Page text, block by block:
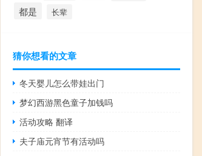
都是 长辈
猜你想看的文章
冬天婴儿怎么带娃出门
梦幻西游黑色童子加钱吗
活动攻略 翻译
夫子庙元宵节有活动吗